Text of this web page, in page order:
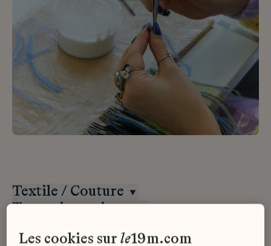
Textile / Couture
Toutes les maisons
les cookies surle19m.com